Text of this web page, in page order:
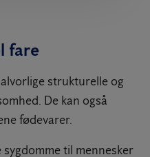
fare
strukturelle og
De kan også
fødevarer.
til mennesker